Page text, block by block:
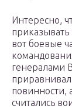
Интересно,
вот боевые
генералами
повинности,
считались